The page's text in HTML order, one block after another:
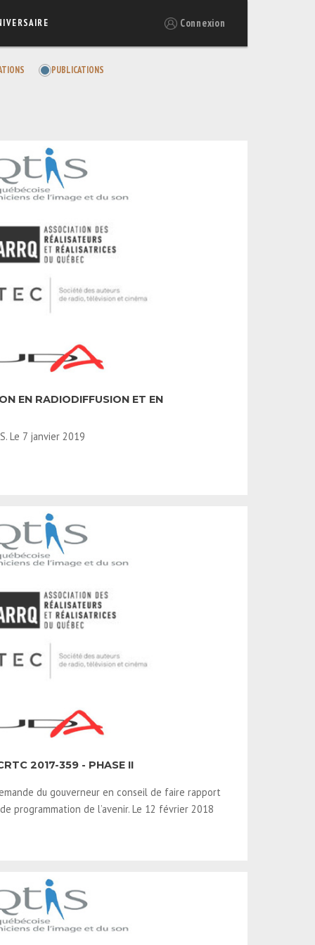
Connexion
PUBLICATIONS
EN RADIODIFFUSION ET EN
Le 7 janvier 2019
2017-359 - PHASE II
du gouverneur en conseil de faire rapport
programmation de l’avenir. Le 12 février 2018